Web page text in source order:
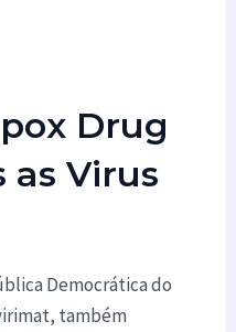
Drug
as Virus
Democrática do
também